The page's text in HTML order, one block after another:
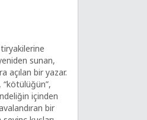
sunan,
açılan bir yazar.
içinden
bir